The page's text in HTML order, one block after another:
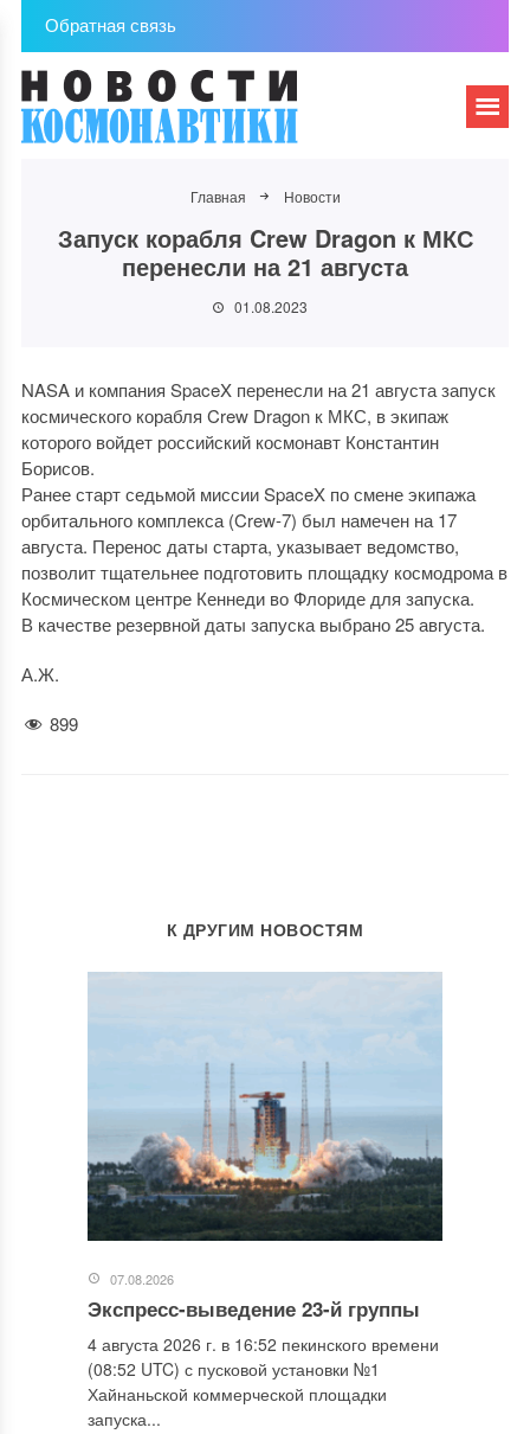
Обратная связь
Главная Новости
Запуск корабля Crew Dragon к МКС
перенесли на 21 августа
01.08.2023
NASA и компания SpaceX перенесли на 21 августа запуск
космического корабля Crew Dragon к МКС, в экипаж
которого войдет российский космонавт Константин
Борисов.
Ранее старт седьмой миссии SpaceX по смене экипажа
орбитального комплекса (Crew-7) был намечен на 17
августа. Перенос даты старта, указывает ведомство,
позволит тщательнее подготовить площадку космодрома в
Космическом центре Кеннеди во Флориде для запуска.
В качестве резервной даты запуска выбрано 25 августа.
А.Ж.
899
К ДРУГИМ НОВОСТЯМ
07.08.2026
Экспресс-выведение 23-й группы
4 августа 2026 г. в 16:52 пекинского времени
(08:52 UTC) с пусковой установки №1
Хайнаньской коммерческой площадки
запуска...